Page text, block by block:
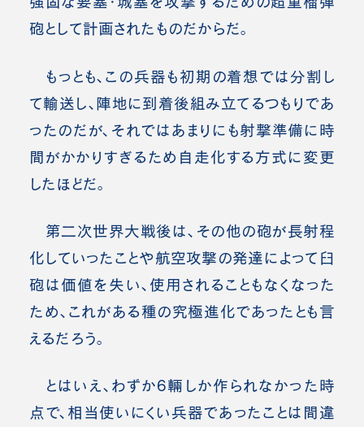
砲として計画されたものだからだ。
もっとも、この兵器も初期の着想では分割し
て輸送し、陣地に到着後組み立てるつもりであ
ったのだが、それではあまりにも射撃準備に時
間がかかりすぎるため自走化する方式に変更
したほどだ。
第二次世界大戦後は、その他の砲が長射程
化していったことや航空攻撃の発達によって臼
砲は価値を失い、使用されることもなくなった
ため、これがある種の究極進化であったとも言
えるだろう。
とはいえ、わずか6輛しか作られなかった時
点で、相当使いにくい兵器であったことは間違